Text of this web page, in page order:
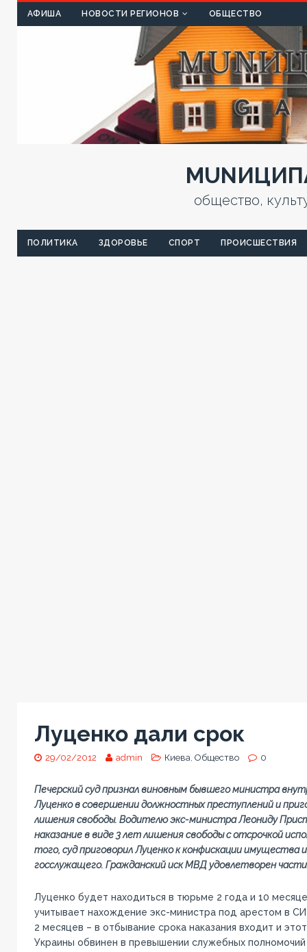
АФИША НОВОСТИ РЕГИОНОВ ОБЩЕСТВО
общество,
ПОЛИТИКА ЗДОРОВЬЕ СПОРТ ПРОИСШЕСТВИЯ
Луценко дали срок
29/02/2012 admin Киева Общество 0
Печерский суд признал виновным бывшего министра
Луценко в совершении должностных преступлений и
лишения свободы. Водителю экс-министра Леониду
наказание в виде 3 лет лишения свободы с отсрочкой
того, суд приговорил Луценко к конфискации имущества
госслужащего. Гражданский иск МВД удовлетворен
Луценко будет находиться в тюрьме 2 года и 10
учитывает нахождение экс-министра под арестом в
2 месяцев – в отбывание срока наказания входит и
Украины обвинен в превышении служебных полномочий